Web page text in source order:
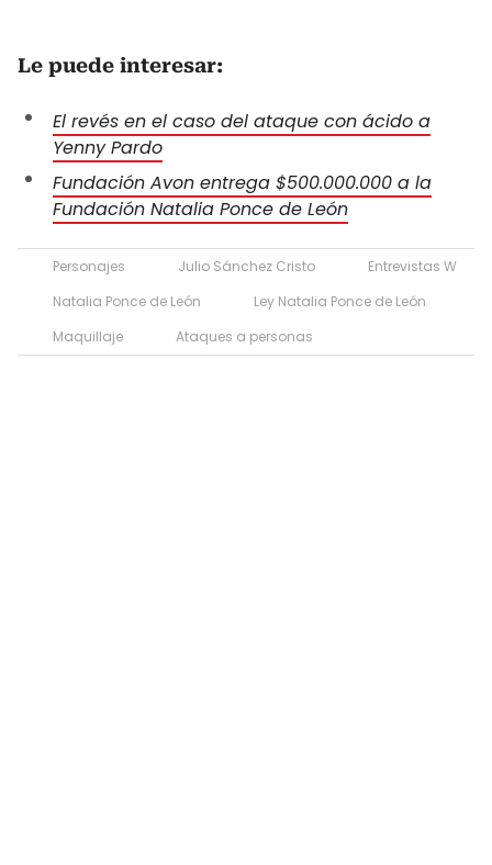
Le puede interesar:
El revés en el caso del ataque con ácido a
Yenny Pardo
Fundación Avon entrega $500.000.000 a la
Fundación Natalia Ponce de León
Personajes Julio Sánchez Cristo
Entrevistas W
Natalia Ponce de León
Ley Natalia Ponce de León
Maquillaje
Ataques a personas